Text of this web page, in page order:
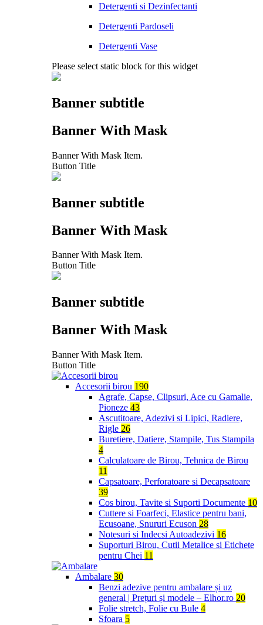
Detergenti si Dezinfectanti
Detergenti Pardoseli
Detergenti Vase
Please select static block for this widget
Banner subtitle
Banner With Mask
Banner With Mask Item.
Button Title
Banner subtitle
Banner With Mask
Banner With Mask Item.
Button Title
Banner subtitle
Banner With Mask
Banner With Mask Item.
Button Title
Accesorii birou 190
Agrafe, Capse, Clipsuri, Ace cu Gamalie,
Pioneze 43
Ascutitoare, Adezivi si Lipici, Radiere,
Rigle 26
Buretiere, Datiere, Stampile, Tus Stampila
4
Calculatoare de Birou, Tehnica de Birou
11
Capsatoare, Perforatoare si Decapsatoare
39
Cos birou, Tavite si Suporti Documente 10
Cuttere si Foarfeci, Elastice pentru bani,
Ecusoane, Snururi Ecuson 28
Notesuri si Indecsi Autoadezivi 16
Suporturi Birou, Cutii Metalice si Etichete
pentru Chei 11
Ambalare 30
Benzi adezive pentru ambalare și uz
general | Prețuri și modele – Elhor.ro 20
Folie stretch, Folie cu Bule 4
Sfoara 5